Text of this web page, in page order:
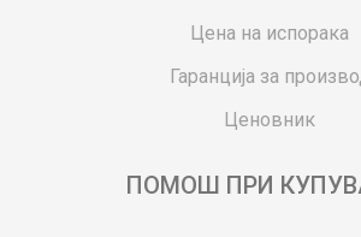
Цена на испорака
Гаранција за
Ценовник
ПОМОШ ПРИ